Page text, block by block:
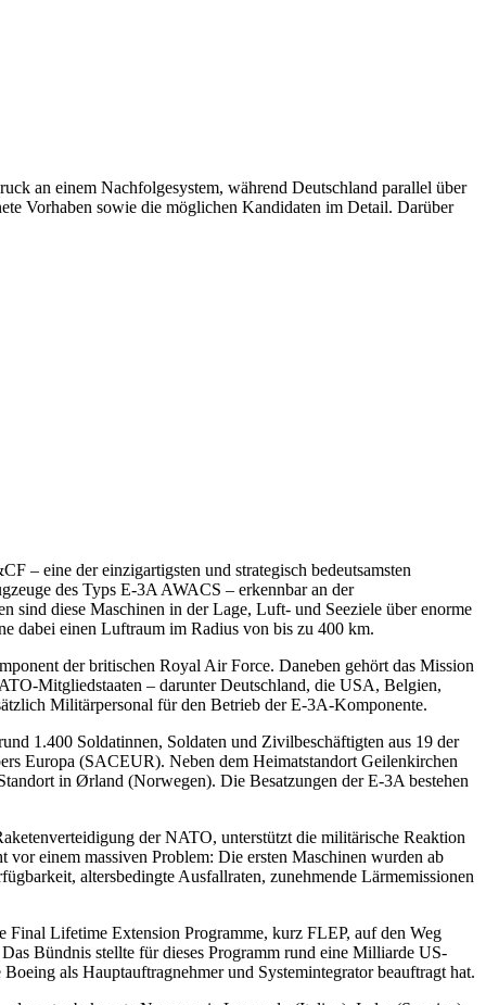
an einem Nachfolgesystem, während Deutschland parallel über
Vorhaben sowie die möglichen Kandidaten im Detail. Darüber
eine der einzigartigsten und strategisch bedeutsamsten
des Typs E-3A AWACS – erkennbar an der
sind diese Maschinen in der Lage, Luft- und Seeziele über enorme
dabei einen Luftraum im Radius von bis zu 400 km.
der britischen Royal Air Force. Daneben gehört das Mission
Mitgliedstaaten – darunter Deutschland, die USA, Belgien,
Militärpersonal für den Betrieb der E-3A-Komponente.
1.400 Soldatinnen, Soldaten und Zivilbeschäftigten aus 19 der
Europa (SACEUR). Neben dem Heimatstandort Geilenkirchen
in Ørland (Norwegen). Die Besatzungen der E-3A bestehen
der NATO, unterstützt die militärische Reaktion
einem massiven Problem: Die ersten Maschinen wurden ab
altersbedingte Ausfallraten, zunehmende Lärmemissionen
Lifetime Extension Programme, kurz FLEP, auf den Weg
Bündnis stellte für dieses Programm rund eine Milliarde US-
als Hauptauftragnehmer und Systemintegrator beauftragt hat.